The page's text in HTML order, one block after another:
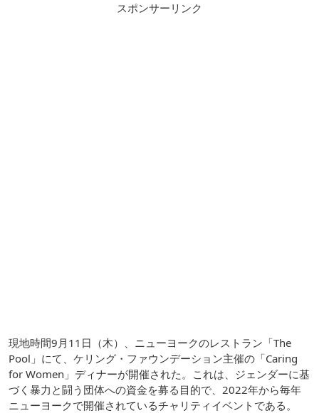
スポンサーリンク
現地時間9月11日（木）、ニューヨークのレストラン「The
Pool」にて、ケリング・ファウンデーション主催の「Caring
for Women」ディナーが開催された。これは、ジェンダーに基
づく暴力と闘う団体への資金を募る目的で、2022年から毎年
ニューヨークで開催されているチャリティイベントである。